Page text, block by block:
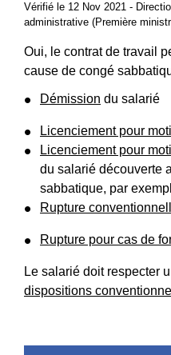
Vérifié le 12 Nov 2021 -
administrative (Première
Oui, le contrat de travail
cause de congé
Démission du salarié
Licenciement pour
Licenciement pour
du salarié découverte
sabbatique, par
Rupture
Rupture pour cas de
Le salarié doit respecter
dispositions